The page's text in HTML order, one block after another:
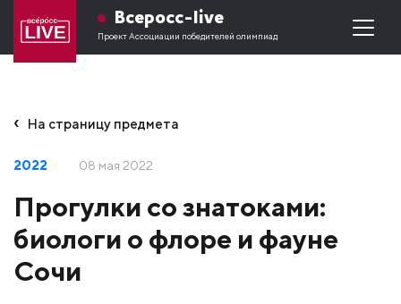
Всеросс-live
Проект Ассоциации победителей олимпиад
На страницу предмета
2022 08 мая 2022
Прогулки со знатоками:
биологи о флоре и фауне
Сочи